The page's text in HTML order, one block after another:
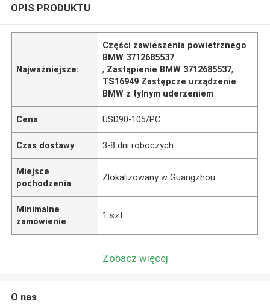
OPIS PRODUKTU
Najważniejsze:
Części zawieszenia powietrznego
BMW 3712685537
, Zastąpienie BMW 3712685537,
TS16949 Zastępcze urządzenie
BMW z tylnym uderzeniem
Cena USD90-105/PC
Czas dostawy 3-8 dni roboczych
Miejsce
pochodzenia
Zlokalizowany w Guangzhou
Minimalne
zamówienie
1 szt
Zobacz więcej
O nas